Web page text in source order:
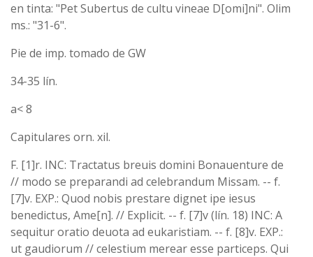
en tinta: "Pet Subertus de cultu vineae D[omi]ni". Olim
ms.: "31-6".
Pie de imp. tomado de GW
34-35 lín.
a< 8
Capitulares orn. xil.
F. [1]r. INC: Tractatus breuis domini Bonauenture de
// modo se preparandi ad celebrandum Missam. -- f.
[7]v. EXP.: Quod nobis prestare dignet ipe iesus
benedictus, Ame[n]. // Explicit. -- f. [7]v (lín. 18) INC: A
sequitur oratio deuota ad eukaristiam. -- f. [8]v. EXP.:
ut gaudiorum // celestium merear esse particeps. Qui